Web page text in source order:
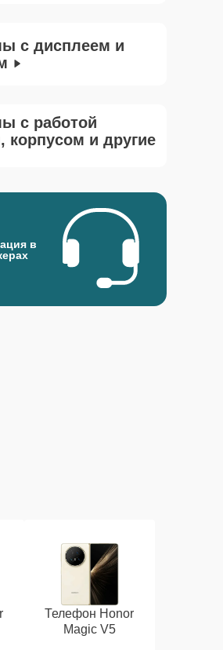
с дисплеем и
с работой
корпусом и другие
в
Телефон Honor
Magic V5